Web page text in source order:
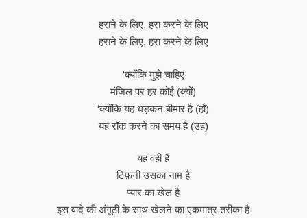
हराने के लिए, हरा करने के लिए
हराने के लिए, हरा करने के लिए
‘क्योंकि मुझे चाहिए
मंजिल पर हर कोई (क्यों)
‘क्योंकि यह धड़कन बीमार है (हाँ)
यह रॉक करने का समय है (उह)
यह वही है
टिफ़नी उसका नाम है
प्यार का खेल है
इस वादे की अंगूठी के साथ खेलने का एकमात्र तरीका है